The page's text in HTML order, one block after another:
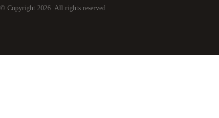
© Copyright 2026 . All rights reserved.